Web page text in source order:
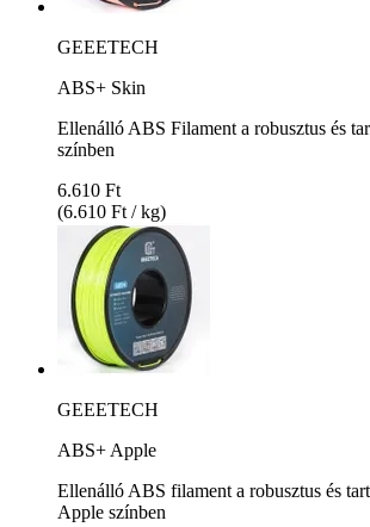
GEEETECH
ABS+ Skin
Ellenálló ABS Filament a robusztus és
színben
6.610 Ft
(6.610 Ft / kg)
GEEETECH
ABS+ Apple
Ellenálló ABS filament a robusztus és
Apple színben